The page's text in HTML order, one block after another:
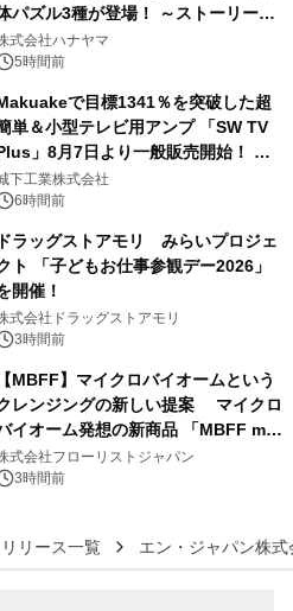
パズル3種が登場！ ～ストーリーと
ミックが融合した 大人の体験型パズ
が8月7日(金)12時より先行予約受付
式会社ハナヤマ
5時間前
で目標1341％を突破した超
単＆小型テレビ用アンプ 「SW TV
」8月7日より一般販売開始！ ケ
ブル1本つなぐだけ、テレビの音が
っと豊かに
下工業株式会社
6時間前
ドラッグストアモリ みらいプロジェ
ト 「子どもお仕事参観デー2026」
開催！
式会社ドラッグストアモリ
3時間前
【MBFF】マイクロバイオームという
レンジングの新しい提案 マイクロ
イオーム発想の新商品 「MBFF mb
レンジングPRO」を2026年8月6日
売
式会社フローリストジャパン
3時間前
リース一覧 エン・ジャパン株式